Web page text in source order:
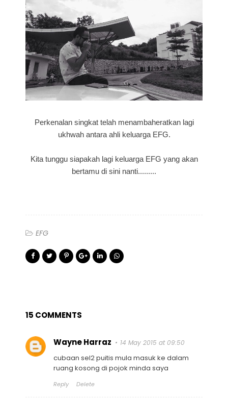
Perkenalan singkat telah menambaheratkan lagi
ukhwah antara ahli keluarga EFG.
Kita tunggu siapakah lagi keluarga EFG yang akan
bertamu di sini nanti.........
EFG
15 COMMENTS
Wayne Harraz 14 May 2015 at 09:50
cubaan sel2 puitis mula masuk ke dalam
ruang kosong di pojok minda saya
Reply Delete